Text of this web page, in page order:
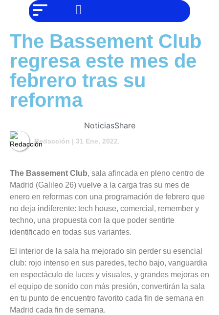
Entrevistas
Foodie
Cultura
Barras
Del
Música
PERO IGUAL
PODEMOS
AYUDAR
The Bassement Club
regresa este mes de
febrero tras su
reforma
NoticiasShare
Redacción | 31 Ene, 2022.
The Bassement Club, sala afincada en pleno centro de
Madrid (Galileo 26) vuelve a la carga tras su mes de
enero en reformas con una programación de febrero que
no deja indiferente: tech house, comercial, remember y
techno, una propuesta con la que poder sentirte
identificado en todas sus variantes.
El interior de la sala ha mejorado sin perder su esencial
club: rojo intenso en sus paredes, techo bajo, vanguardia
en espectáculo de luces y visuales, y grandes mejoras en
el equipo de sonido con más presión, convertirán la sala
en tu punto de encuentro favorito cada fin de semana en
Madrid cada fin de semana.